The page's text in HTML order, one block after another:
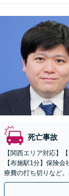
死亡事故
【関西エリア対応】
【布施駅1分】保険
療費の打ち切りなど
ことも。交通事故に